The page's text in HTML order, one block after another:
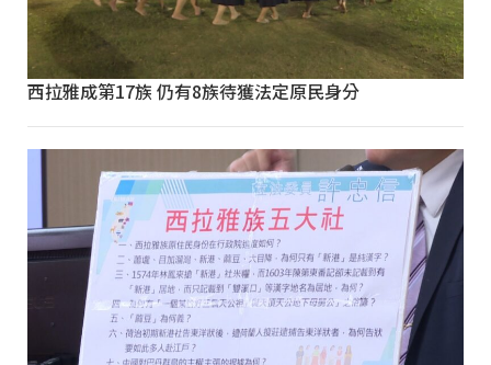
西拉雅成第17族 仍有8族待獲法定原民身分